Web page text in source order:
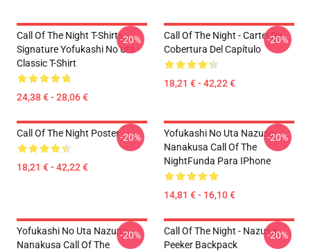
Call Of The Night T-Shirts -
Signature Yofukashi No Uta
Classic T-Shirt
24,38 € - 28,06 €
-20%
Call Of The Night - Cartel De
Cobertura Del Capítulo
18,21 € - 42,22 €
-20%
Call Of The Night Poster
18,21 € - 42,22 €
-20%
Yofukashi No Uta Nazuna
Nanakusa Call Of The
NightFunda Para IPhone
14,81 € - 16,10 €
-20%
Yofukashi No Uta Nazuna
Nanakusa Call Of The
-20%
Call Of The Night - Nazuna
Peeker Backpack
-20%